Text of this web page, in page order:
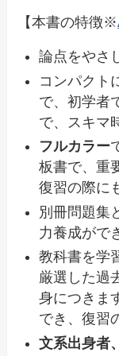
【本書の特徴※
論点をやさ
コンパクト
で、初学者
で、スキマ
フルカラー
板書で、重
復習の際に
別冊問題集
力養成がで
教科書を学
厳選した過
身につきま
でき、復習
文系出身者